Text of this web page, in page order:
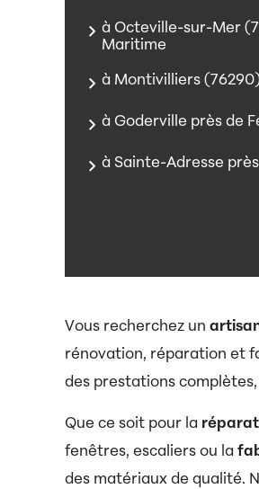
à Octeville-sur-Mer
Maritime
à Montivilliers
à Goderville près de
à Sainte-Adresse
Vous recherchez un
rénovation, réparation et
des prestations
Que ce soit pour la
fenêtres, escaliers ou la
des matériaux de qualité.